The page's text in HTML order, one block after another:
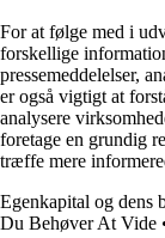
For at følge med i
forskellige
pressemeddelelser,
er også vigtigt at
analysere
foretage en grundig
træffe mere
Egenkapital og dens
Du Behøver At Vide